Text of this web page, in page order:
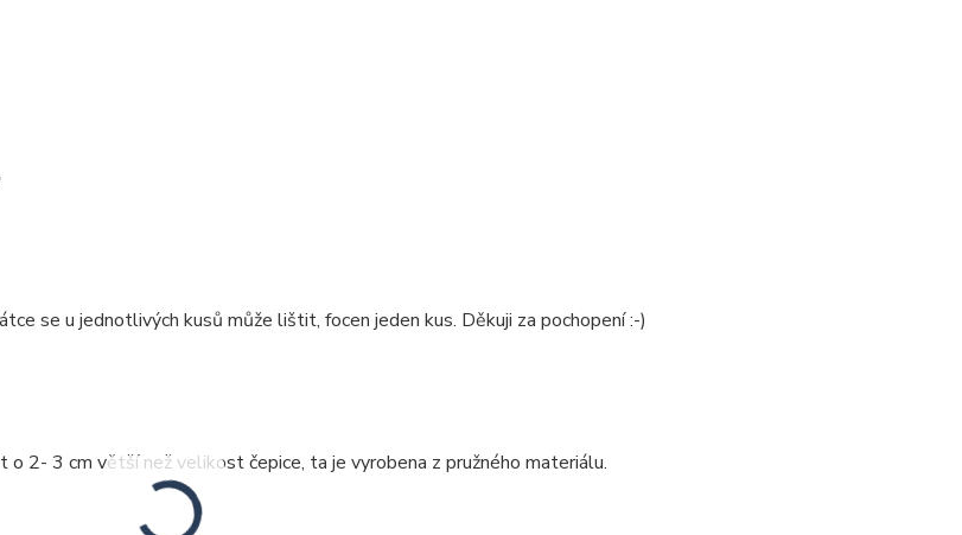
se u jednotlivých kusů může lištit, focen jeden kus. Děkuji za pochopení :-)
o 2- 3 cm větší než velikost čepice, ta je vyrobena z pružného materiálu.